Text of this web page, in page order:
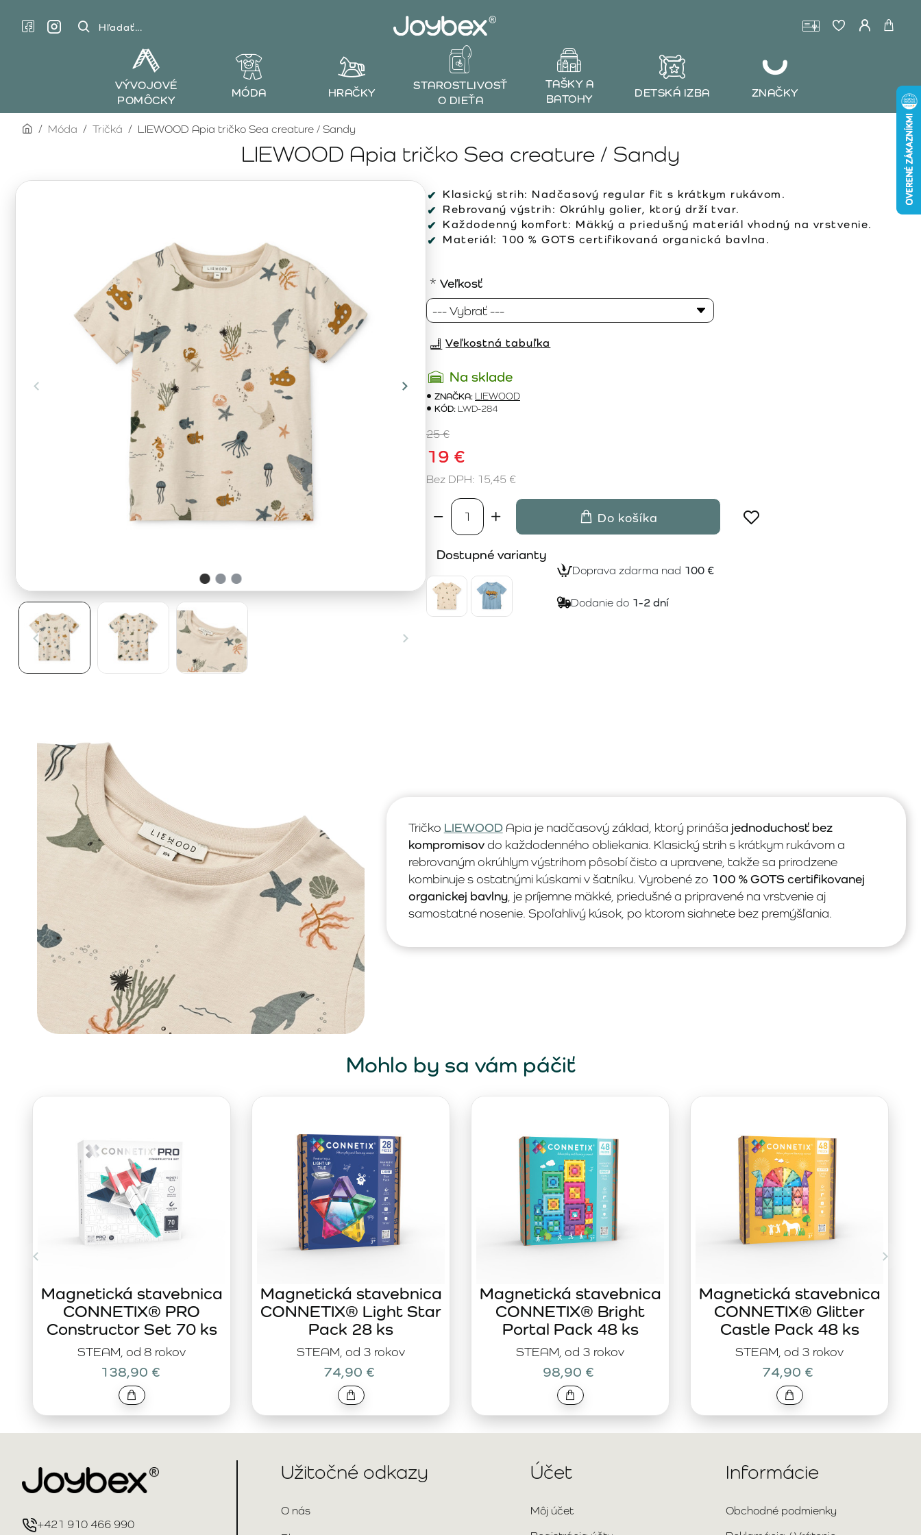
Hľadať...
VÝVOJOVÉ
POMÔCKY
MÓDA HRAČKY
STAROSTLIVOSŤ
O DIEŤA
TAŠKY A
BATOHY
DETSKÁ IZBA ZNAČKY
LIEWOOD Apia tričko Sea creature / Sandy
homeMóda Tričká LIEWOOD Apia tričko Sea creature / Sandy
Klasický strih: Nadčasový regular fit s krátkym rukávom.
Rebrovaný výstrih: Okrúhly golier, ktorý drží tvar.
Každodenný komfort: Mäkký a priedušný materiál vhodný na vrstvenie.
Materiál: 100 % GOTS certifikovaná organická bavlna.
Na sklade
ZNAČKA: LIEWOOD
KÓD: LWD-284
19 €
25 €
Bez DPH: 15,45 €
Veľkosť
Do košíka
Veľkostná tabuľka
Dostupné varianty
Doprava zdarma nad 100 €
Dodanie do 1-2 dní
Tričko LIEWOODApia je nadčasový základ, ktorý prináša jednoduchosť bez
kompromisovdo každodenného obliekania. Klasický strih s krátkym rukávom a
rebrovaným okrúhlym výstrihom pôsobí čisto a upravene, takže sa prirodzene
kombinuje s ostatnými kúskami v šatníku. Vyrobené zo 100 % GOTS certifikovanej
organickej bavlny, je príjemne mäkké, priedušné a pripravené na vrstvenie aj
samostatné nosenie. Spoľahlivý kúsok, po ktorom siahnete bez premýšľania.
Mohlo by sa vám páčiť
STEAM, od 8 rokov
Magnetická stavebnica
CONNETIX® PRO
Constructor Set 70 ks
138,90 €
STEAM, od 3 rokov
Magnetická stavebnica
CONNETIX® Light Star
Pack 28 ks
74,90 €
STEAM, od 3 rokov
Magnetická stavebnica
CONNETIX® Bright
Portal Pack 48 ks
98,90 €
STEAM, od 3 rokov
Magnetická stavebnica
CONNETIX® Glitter
Castle Pack 48 ks
74,90 €
+421 910 466 990
Užitočné odkazy
O nás
Účet
Môj účet
Informácie
Obchodné podmienky